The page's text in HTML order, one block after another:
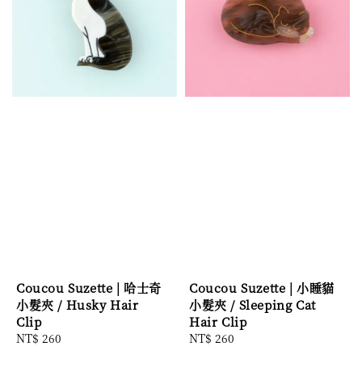
Coucou Suzette | 哈士奇
小髮夾 / Husky Hair
Clip
Regular
NT$ 260
Coucou Suzette | 小睡貓
小髮夾 / Sleeping Cat
Hair Clip
Regular
NT$ 260